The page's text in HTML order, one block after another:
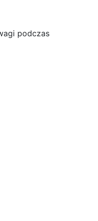
podczas